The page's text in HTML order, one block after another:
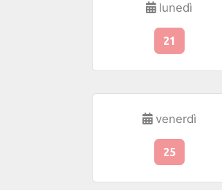
lunedì
21
venerdì
25